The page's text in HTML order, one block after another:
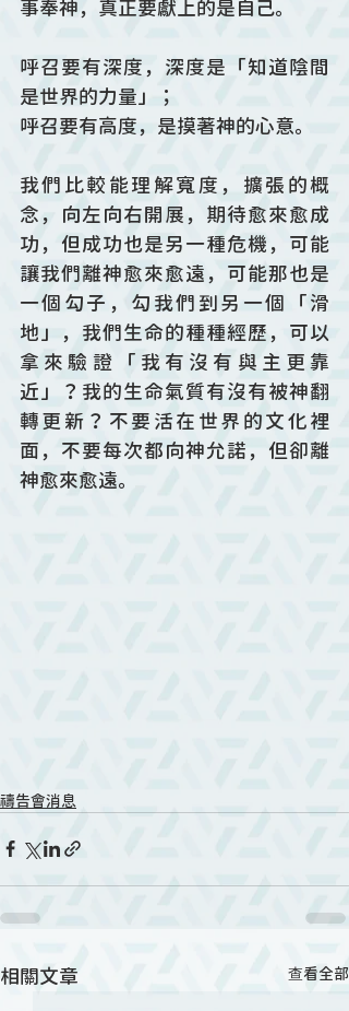
事奉神，真正要獻上的是自己。
呼召要有深度，深度是「知道陰間
是世界的力量」；
呼召要有高度，是摸著神的心意。
我們比較能理解寬度，擴張的概
念，向左向右開展，期待愈來愈成
功，但成功也是另一種危機，可能
讓我們離神愈來愈遠，可能那也是
一個勾子，勾我們到另一個「滑
地」，我們生命的種種經歷，可以
拿來驗證「我有沒有與主更靠
近」？我的生命氣質有沒有被神翻
轉更新？不要活在世界的文化裡
面，不要每次都向神允諾，但卻離
神愈來愈遠。
禱告會消息
相關文章 查看全部